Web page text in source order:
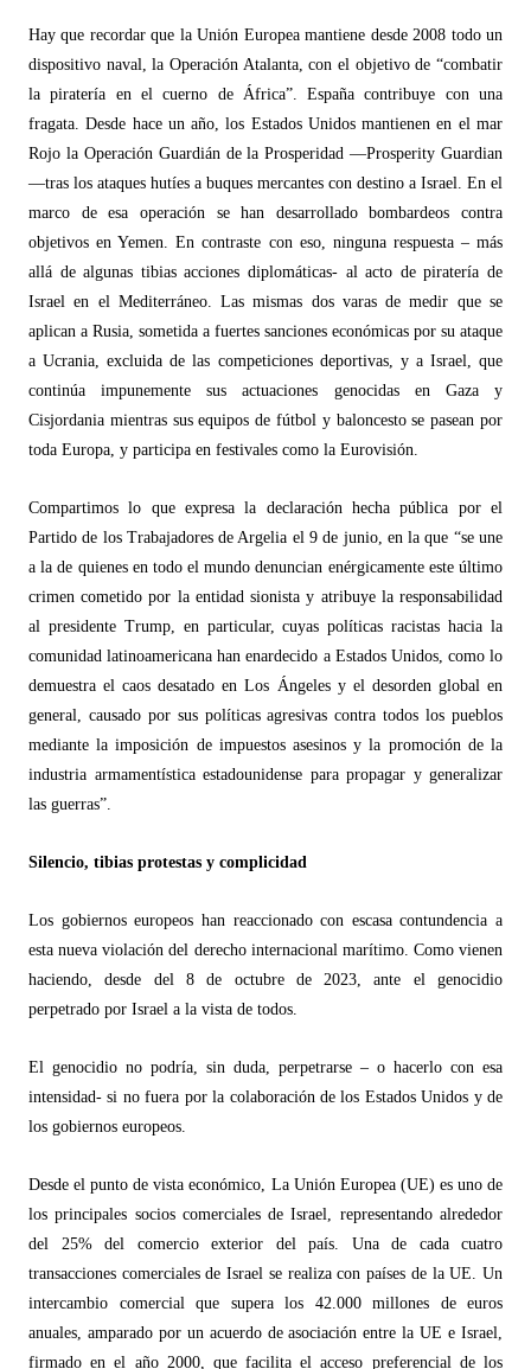
Hay que recordar que la Unión Europea mantiene desde 2008 todo un
dispositivo naval, la Operación Atalanta, con el objetivo de “combatir
la piratería en el cuerno de África”. España contribuye con una
fragata. Desde hace un año, los Estados Unidos mantienen en el mar
Rojo la Operación Guardián de la Prosperidad—Prosperity Guardian
—tras los ataques hutíes a buques mercantes con destino a Israel. En el
marco de esa operación se han desarrollado bombardeos contra
objetivos en Yemen. En contraste con eso, ninguna respuesta – más
allá de algunas tibias acciones diplomáticas- al acto de piratería de
Israel en el Mediterráneo. Las mismas dos varas de medir que se
aplican a Rusia, sometida a fuertes sanciones económicas por su ataque
a Ucrania, excluida de las competiciones deportivas, y a Israel, que
continúa impunemente sus actuaciones genocidas en Gaza y
Cisjordania mientras sus equipos de fútbol y baloncesto se pasean por
toda Europa, y participa en festivales como la Eurovisión.
Compartimos lo que expresa la declaración hecha pública por el
Partido de los Trabajadores de Argelia el 9 de junio, en la que “se une
a la de quienes en todo el mundo denuncian enérgicamente esteúltimo
crimen cometido por la entidad sionista y atribuye la responsabilidad
al presidente Trump, en particular, cuyas políticas racistas hacia la
comunidad latinoamericana han enardecido a Estados Unidos, como lo
demuestra el caos desatado en Los Ángeles y el desorden global en
general, causado por sus políticas agresivas contra todos los pueblos
mediante la imposición de impuestos asesinos y la promoción de la
industria armamentística estadounidense para propagar y generalizar
las guerras”.
Silencio, tibias protestas y complicidad
Los gobiernos europeos han reaccionado con escasa contundencia a
esta nueva violación del derecho internacional marítimo. Como vienen
haciendo, desde del 8 de octubre de 2023, ante el genocidio
perpetrado por Israel a la vista de todos.
El genocidio no podría, sin duda, perpetrarse – o hacerlo con esa
intensidad- si no fuera por la colaboración de los Estados Unidos y de
los gobiernos europeos.
Desde el punto de vista económico, La Unión Europea (UE) es uno de
los principales socios comerciales de Israel, representando alrededor
del 25% del comercio exterior del país. Una de cada cuatro
transacciones comerciales de Israel se realiza con países de la UE. Un
intercambio comercial que supera los 42.000 millones de euros
anuales, amparado por un acuerdo de asociación entre la UE e Israel,
firmado en el año 2000, que facilita el acceso preferencial de los